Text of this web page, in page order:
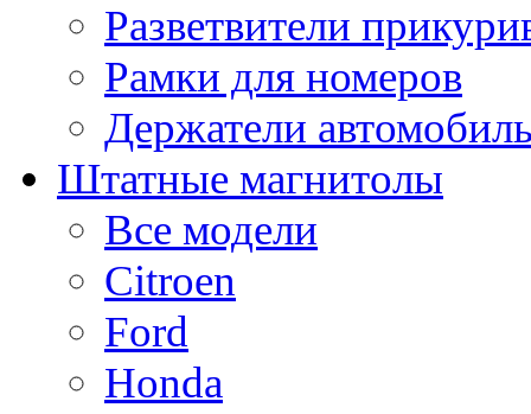
Разветвители
Рамки для номеров
Держатели
Штатные магнитолы
Все модели
Citroen
Ford
Honda